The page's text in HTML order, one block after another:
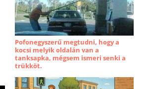
Pofonegyszerű megtudni, hogy a
kocsi melyik oldalán van a
tanksapka, mégsem ismeri senki a
trükköt.